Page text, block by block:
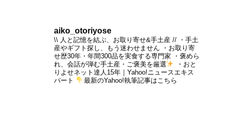
aiko_otoriyose
\\ 人と記憶を結ぶ、お取り寄せ&手土産 // ・手土
産やギフト探し、もう迷わせません ・お取り寄
せ歴30年・年間300品を実食する専門家 ・褒めら
れ、会話が弾む手土産・ご褒美を厳選
・おと
りよせネット達人15年｜Yahoo!ニュースエキス
パート
最新のYahoo!執筆記事はこちら